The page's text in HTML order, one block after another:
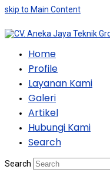
skip to Main Content
Home
Profile
Layanan Kami
Galeri
Artikel
Hubungi Kami
Search
Search